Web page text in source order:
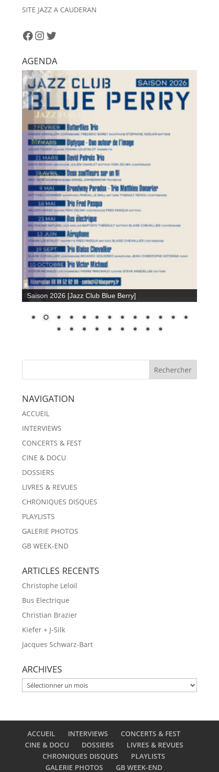
i
:
SITE JAZZ A CAUDERAN
Facebook
Instagram
Twitter
AGENDA
Saison 2026 [Jazz Club Blue Berry]
NAVIGATION
ACCUEIL
INTERVIEWS
CONCERTS & FEST
CINE & DOCU
DOSSIERS
LIVRES & REVUES
CHRONIQUES DISQUES
PLAYLISTS
GALERIE PHOTOS
GB WEEK-END
ARTICLES RECENTS
Christophe Leloil
Bus Electrique
Christian Brazier
Kiefer + J-Silk
Jacques Schwarz-Bart
ARCHIVES
ARCHIVES
ACCUEIL INTERVIEWS
CONCERTS & FEST
CINE & DOCU
DOSSIERS
LIVRES & REVUES
CHRONIQUES DISQUES
PLAYLISTS
GALERIE PHOTOS
GB WEEK-END